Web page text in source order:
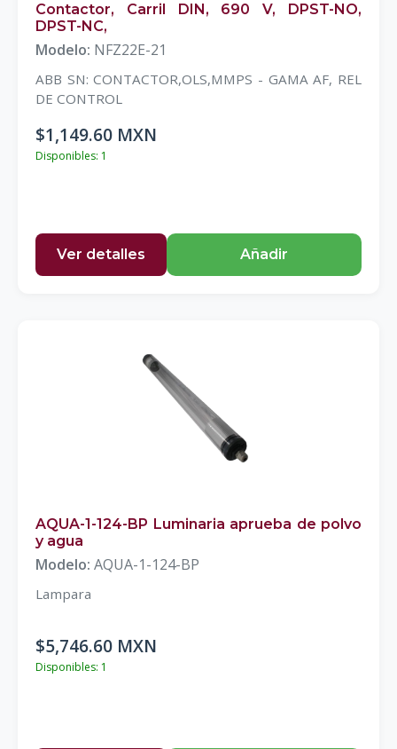
Contactor, Carril DIN, 690 V, DPST-NO,
DPST-NC,
Modelo: NFZ22E-21
ABB SN: CONTACTOR,OLS,MMPS - GAMA AF, REL
DE CONTROL
$1,149.60 MXN
Disponibles: 1
Ver detalles Añadir
AQUA-1-124-BP Luminaria aprueba de polvo
y agua
Modelo: AQUA-1-124-BP
Lampara
$5,746.60 MXN
Disponibles: 1